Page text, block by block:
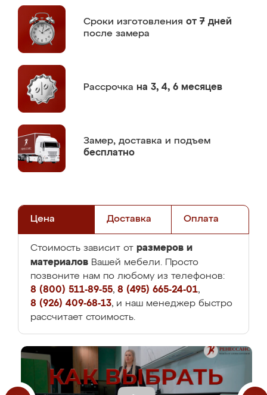
Сроки изготовления от 7 дней
после замера
Рассрочка на 3, 4, 6 месяцев
Замер, доставка и подъем
бесплатно
Цена Доставка Оплата
Стоимость зависит от размеров и
материалов Вашей мебели. Просто
позвоните нам по любому из телефонов:
8 (800) 511-89-55, 8 (495) 665-24-01,
8 (926) 409-68-13, и наш менеджер быстро
рассчитает стоимость.